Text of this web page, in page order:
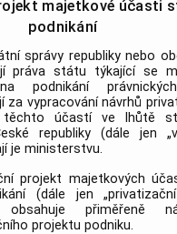
majetkové účasti
podnikání
správy republiky nebo
práva státu týkající se
podnikání
za vypracování návrhů
těchto účastí ve lhůtě
republiky (dále jen
je ministerstvu.
projekt majetkových
(dále jen
obsahuje přiměřeně
projektu podniku.